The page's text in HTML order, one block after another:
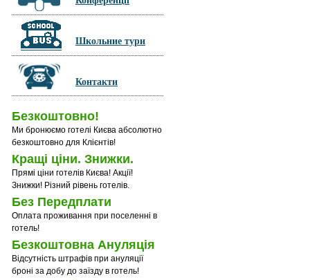
Школьние тури
Контакти
Безкоштовно!
Ми бронюємо готелі Києва абсолютно
безкоштовно для Клієнтів!
Кращі ціни. Знижки.
Прямі ціни готелів Києва! Акції!
Знижки! Різний рівень готелів.
Без Передплати
Оплата проживання при поселенні в
готель!
Безкоштовна Ануляція
Відсутність штрафів при ануляції
броні за добу до заїзду в готель!